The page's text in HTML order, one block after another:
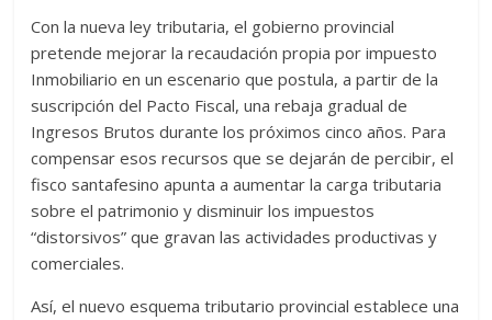
Con la nueva ley tributaria, el gobierno provincial
pretende mejorar la recaudación propia por impuesto
Inmobiliario en un escenario que postula, a partir de la
suscripción del Pacto Fiscal, una rebaja gradual de
Ingresos Brutos durante los próximos cinco años. Para
compensar esos recursos que se dejarán de percibir, el
fisco santafesino apunta a aumentar la carga tributaria
sobre el patrimonio y disminuir los impuestos
“distorsivos” que gravan las actividades productivas y
comerciales.
Así, el nuevo esquema tributario provincial establece una